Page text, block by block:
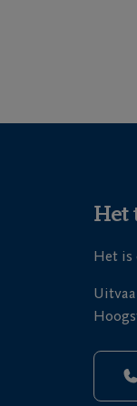
Het
Het is